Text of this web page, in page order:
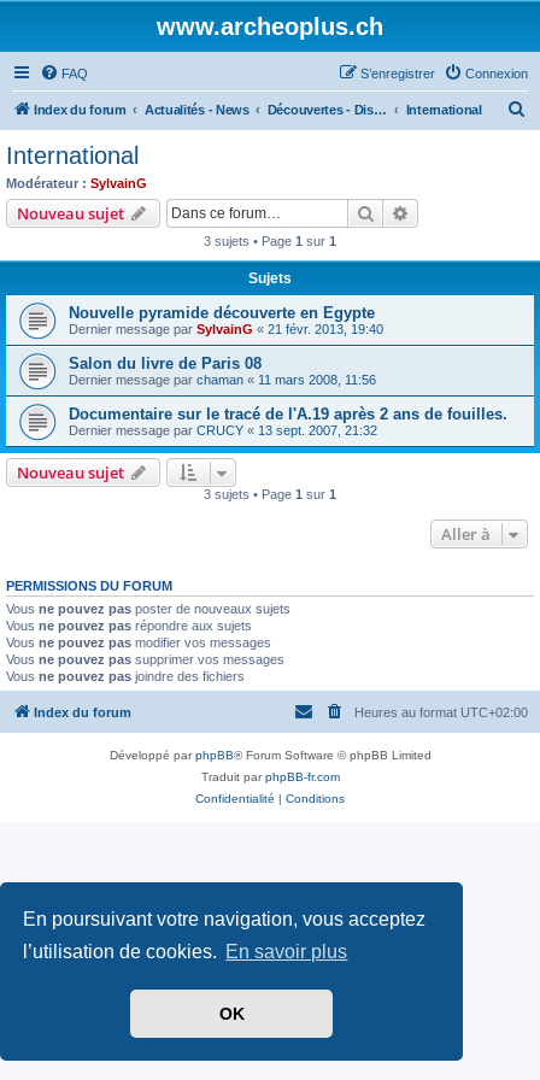
En poursuivant votre navigation, vous acceptez
l’utilisation de cookies. En savoir plus
OK
www.archeoplus.ch
FAQ Connexion
S’enregistrer
Index du forum Actualités - News Découvertes - Discoveries International
International
Modérateur : SylvainG
Nouveau sujet Rechercher
3 sujets • Page 1 sur 1
Sujets
Nouvelle pyramide découverte en Egypte
Dernier message par SylvainG « 21 févr. 2013, 19:40
Salon du livre de Paris 08
Dernier message par chaman « 11 mars 2008, 11:56
Documentaire sur le tracé de l'A.19 après 2 ans de fouilles.
Dernier message par CRUCY « 13 sept. 2007, 21:32
Nouveau sujet
3 sujets • Page 1 sur 1
Aller à
PERMISSIONS DU FORUM
Vous ne pouvez pas poster de nouveaux sujets
Vous ne pouvez pas répondre aux sujets
Vous ne pouvez pas modifier vos messages
Vous ne pouvez pas supprimer vos messages
Vous ne pouvez pas joindre des fichiers
Index du forum Heures au format UTC+02:00
Développé parphpBB® Forum Software © phpBB Limited
Traduit parphpBB-fr.com
Confidentialité | Conditions